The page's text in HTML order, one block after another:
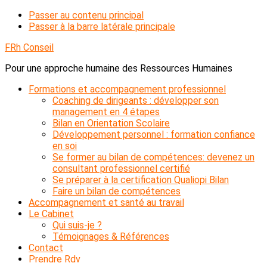
Passer au contenu principal
Passer à la barre latérale principale
FRh Conseil
Pour une approche humaine des Ressources Humaines
Formations et accompagnement professionnel
Coaching de dirigeants : développer son
management en 4 étapes
Bilan en Orientation Scolaire
Développement personnel : formation confiance
en soi
Se former au bilan de compétences: devenez un
consultant professionnel certifié
Se préparer à la certification Qualiopi Bilan
Faire un bilan de compétences
Accompagnement et santé au travail
Le Cabinet
Qui suis-je ?
Témoignages & Références
Contact
Prendre Rdv